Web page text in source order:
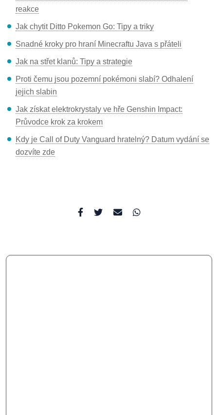
reakce
Jak chytit Ditto Pokemon Go: Tipy a triky
Snadné kroky pro hraní Minecraftu Java s přáteli
Jak na střet klanů: Tipy a strategie
Proti čemu jsou pozemní pokémoni slabí? Odhalení
jejich slabin
Jak získat elektrokrystaly ve hře Genshin Impact:
Průvodce krok za krokem
Kdy je Call of Duty Vanguard hratelný? Datum vydání se
dozvíte zde